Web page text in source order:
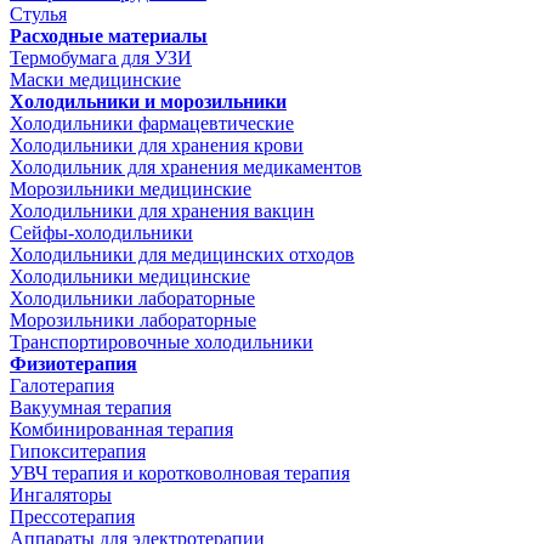
Стулья
Расходные материалы
Термобумага для УЗИ
Маски медицинские
Холодильники и морозильники
Холодильники фармацевтические
Холодильники для хранения крови
Холодильник для хранения медикаментов
Морозильники медицинские
Холодильники для хранения вакцин
Сейфы-холодильники
Холодильники для медицинских отходов
Холодильники медицинские
Холодильники лабораторные
Морозильники лабораторные
Транспортировочные холодильники
Физиотерапия
Галотерапия
Вакуумная терапия
Комбинированная терапия
Гипокситерапия
УВЧ терапия и коротковолновая терапия
Ингаляторы
Прессотерапия
Аппараты для электротерапии